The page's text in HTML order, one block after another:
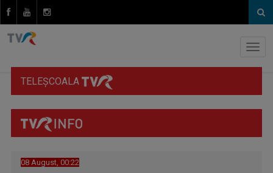
TELEȘCOALA
08 August, 00:22